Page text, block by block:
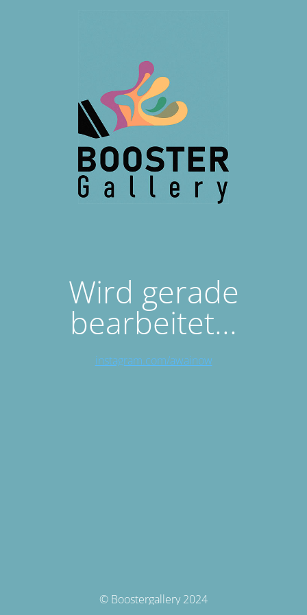
Wird gerade
bearbeitet...
instagram.com/awainow
© Boostergallery 2024